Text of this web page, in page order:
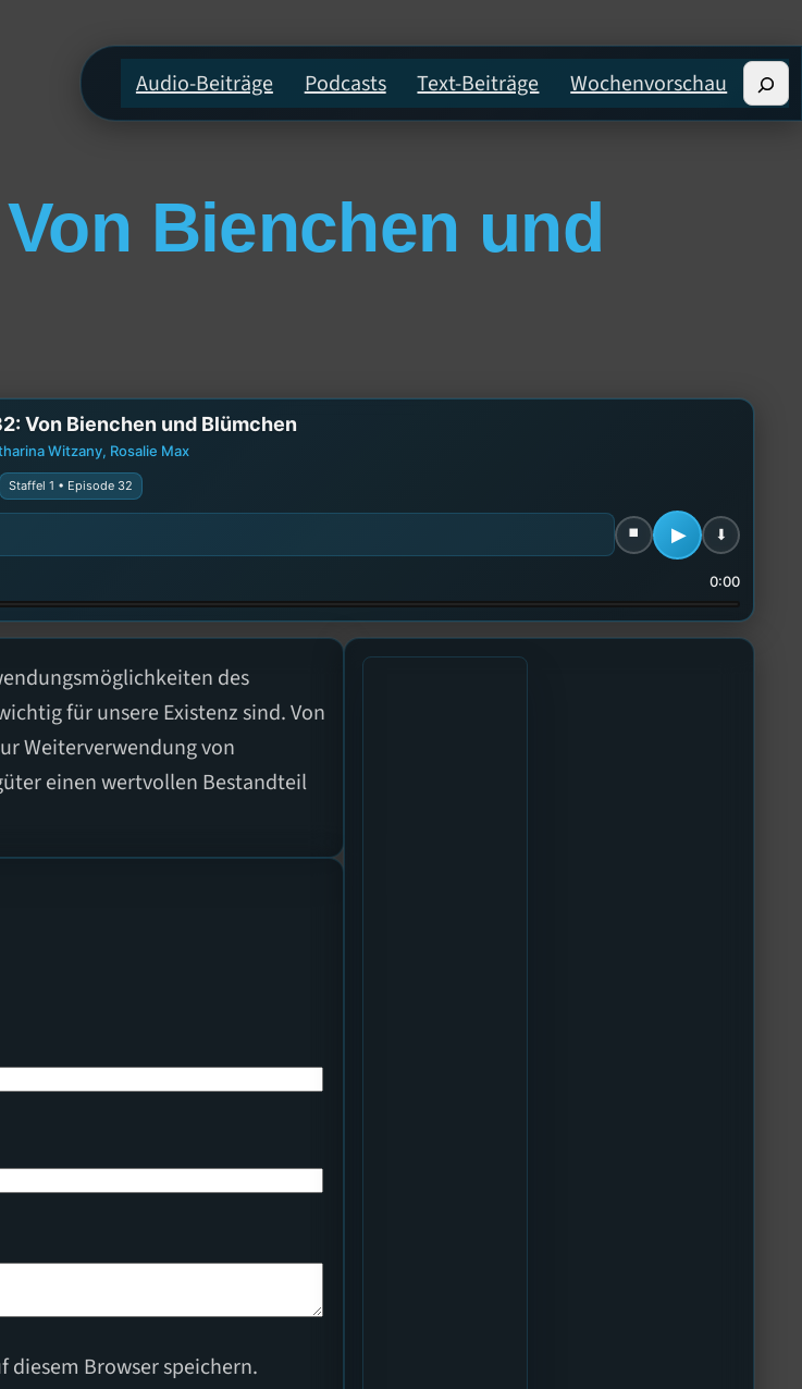
Audio-Beiträge Podcasts Text-Beiträge Wochenvorschau
Bienchen und
Von Bienchen und Blümchen
Witzany, Rosalie Max
Staffel 1 • Episode 32
0:00
des
für unsere Existenz sind. Von
Weiterverwendung von
einen wertvollen Bestandteil
diesem Browser speichern.